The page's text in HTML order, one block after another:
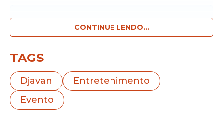
Notícias pelo WhatsApp
Receba as notícias exclusivas do
de Prefeiturapelo nosso canal.
A montagem presta homenagem à
carreira de Djavan, reunindo momentos
CONTINUE LENDO...
TAGS
Djavan
Entretenimento
Evento